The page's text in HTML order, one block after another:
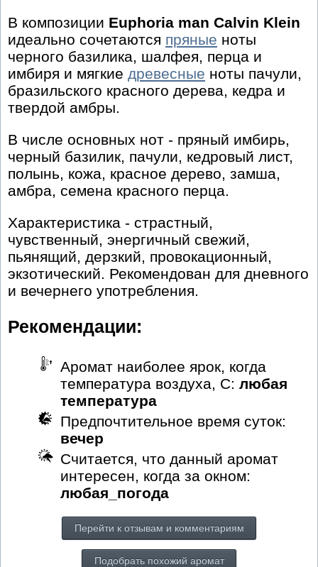
В композиции Euphoria man Calvin Klein
идеально сочетаются пряные ноты
черного базилика, шалфея, перца и
имбиря и мягкие древесные ноты пачули,
бразильского красного дерева, кедра и
твердой амбры.
В числе основных нот - пряный имбирь,
черный базилик, пачули, кедровый лист,
полынь, кожа, красное дерево, замша,
амбра, семена красного перца.
Характеристика - страстный,
чувственный, энергичный свежий,
пьянящий, дерзкий, провокационный,
экзотический. Рекомендован для дневного
и вечернего употребления.
Рекомендации:
Аромат наиболее ярок, когда
температура воздуха, С: любая
температура
Предпочтительное время суток:
вечер
Считается, что данный аромат
интересен, когда за окном:
любая_погода
Перейти к отзывам и комментариям
Подобрать похожий аромат